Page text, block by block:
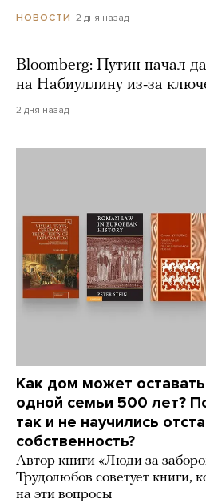
НОВОСТИ 2 дня назад
Bloomberg: Путин начал
на Набиуллину из-за
2 дня назад
Как дом может
одной семьи 500 лет?
так и не научились
собственность?
Автор книги «Люди за
Трудолюбов советует книги,
на эти вопросы